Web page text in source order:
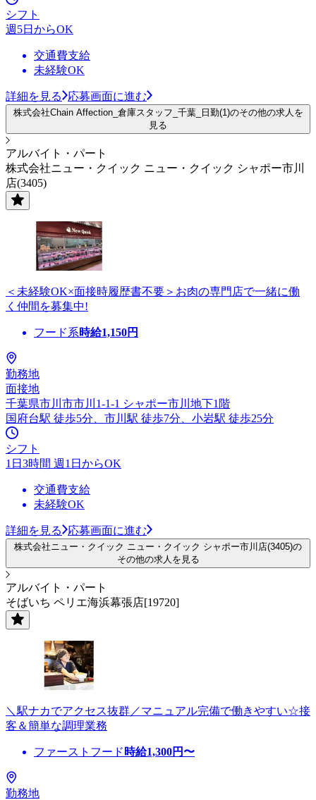
シフト
週5日からOK
交通費支給
未経験OK
詳細を見る 応募画面に進む
株式会社Chain Affection_倉庫スタッフ_千葉_日勤(1)のその他の求人を
見る
アルバイト・パート
株式会社ニュー・クイック ニュー・クイック シャポー市川
店(3405)
＜未経験OK×面接時履歴書不要＞お肉の専門店で一緒に働
く仲間を募集中!
フード系時給1,150円
勤務地
面接地
千葉県市川市市川1-1-1 シャポー市川地下1階
国府台駅 徒歩5分、市川駅 徒歩7分、小岩駅 徒歩25分
シフト
1日3時間 週1日からOK
交通費支給
未経験OK
詳細を見る 応募画面に進む
株式会社ニュー・クイック ニュー・クイック シャポー市川店(3405)の
その他の求人を見る
アルバイト・パート
そばいち ペリエ海浜幕張店[19720]
＼駅ナカでアクセス抜群／マニュアル完備で働きやすい☆接
客＆簡単な調理業務
ファーストフード 時給1,300円〜
勤務地